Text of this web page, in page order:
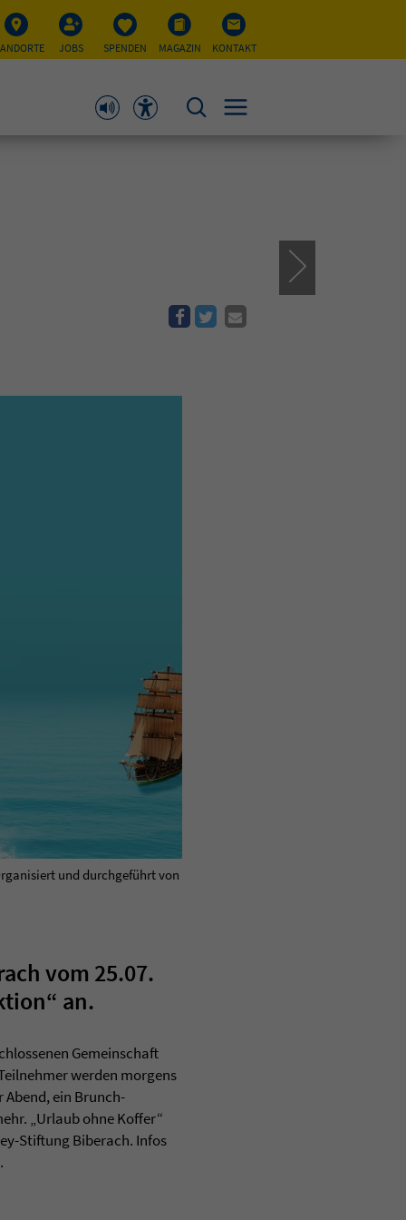
JOBS SPENDEN MAGAZIN KONTAKT
und durchgeführt von
vom 25.07.
an.
Gemeinschaft
werden morgens
ein Brunch-
„Urlaub ohne Koffer“
Stiftung Biberach. Infos